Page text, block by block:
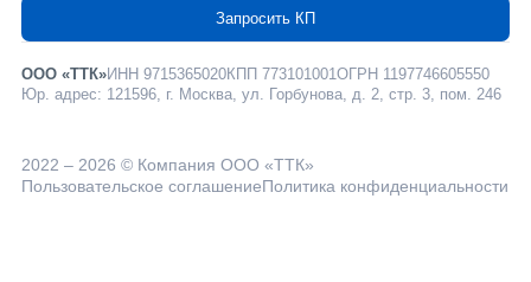
Запросить КП
ООО «ТТК»ИНН 9715365020КПП 773101001ОГРН 1197746605550
Юр. адрес: 121596, г. Москва, ул. Горбунова, д. 2, стр. 3, пом. 246
2022 – 2026 © Компания ООО «ТТК»
Пользовательское соглашениеПолитика конфиденциальности